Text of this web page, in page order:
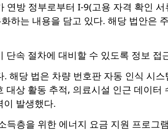
연방 정부로부터 I-9(고용 자격 확인
하는 내용을 담고 있다. 해당 법안은
단속 절차에 대비할 수 있도록 정보
해당 법은 차량 번호판 자동 인식 시
대상 활동 추적, 의료시설 인근 데이
이 발생했다.
득층을 위한 에너지 요금 지원 프로그